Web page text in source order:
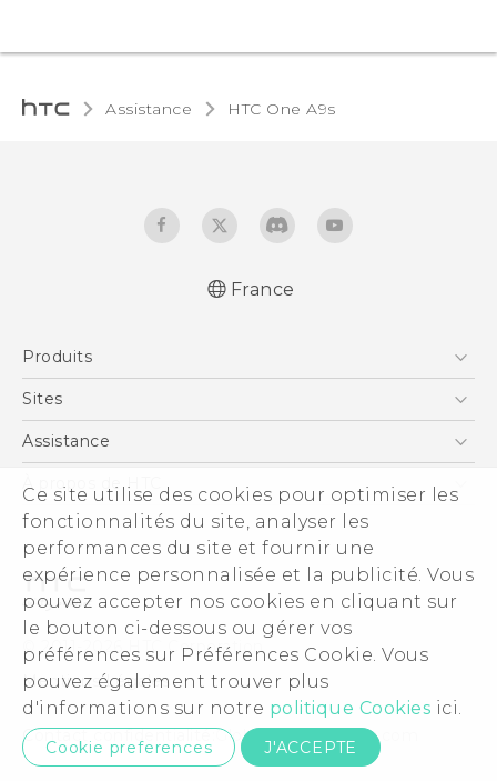
Ce site utilise des cookies pour optimiser les
fonctionnalités du site, analyser les
performances du site et fournir une
expérience personnalisée et la publicité. Vous
pouvez accepter nos cookies en cliquant sur
le bouton ci-dessous ou gérer vos
préférences sur Préférences Cookie. Vous
pouvez également trouver plus
d'informations sur notre politique Cookies ici.
Cookie preferences J'ACCEPTE
Assistance HTC One A9s‎
réglementation
English - Safety and regulatory guide
France
Produits
Smartphones
Vive
Accessoires
Sites
HTC Vive
HTC Pro
Assistance
eCommerce Support
À propos de HTC
ESG
Informations sur la société
Sécurité du produit
Politique de confidentialité
Cookie Preferences
Carrières
Security and Privacy Whitepaper
© 2011-2026 HTC Corporation
Mentions Légales
Contact confidentialité:Global-Privacy@htc.com